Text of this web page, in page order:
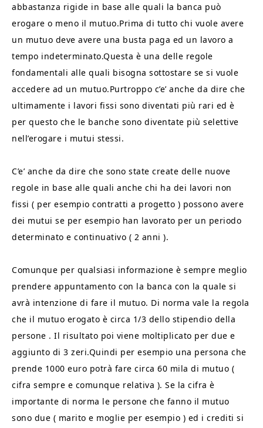
abbastanza rigide in base alle quali la banca può
erogare o meno il mutuo.Prima di tutto chi vuole avere
un mutuo deve avere una busta paga ed un lavoro a
tempo indeterminato.Questa è una delle regole
fondamentali alle quali bisogna sottostare se si vuole
accedere ad un mutuo.Purtroppo c’e’ anche da dire che
ultimamente i lavori fissi sono diventati più rari ed è
per questo che le banche sono diventate più selettive
nell’erogare i mutui stessi.
C’e’ anche da dire che sono state create delle nuove
regole in base alle quali anche chi ha dei lavori non
fissi ( per esempio contratti a progetto ) possono avere
dei mutui se per esempio han lavorato per un periodo
determinato e continuativo ( 2 anni ).
Comunque per qualsiasi informazione è sempre meglio
prendere appuntamento con la banca con la quale si
avrà intenzione di fare il mutuo. Di norma vale la regola
che il mutuo erogato è circa 1/3 dello stipendio della
persone . Il risultato poi viene moltiplicato per due e
aggiunto di 3 zeri.Quindi per esempio una persona che
prende 1000 euro potrà fare circa 60 mila di mutuo (
cifra sempre e comunque relativa ). Se la cifra è
importante di norma le persone che fanno il mutuo
sono due ( marito e moglie per esempio ) ed i crediti si